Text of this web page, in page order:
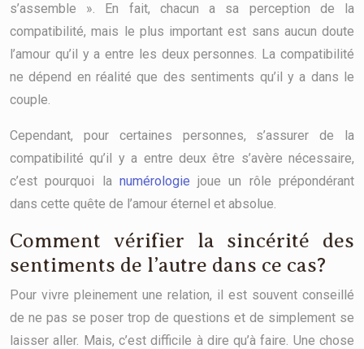
s’assemble ». En fait, chacun a sa perception de la
compatibilité, mais le plus important est sans aucun doute
l’amour qu’il y a entre les deux personnes. La compatibilité
ne dépend en réalité que des sentiments qu’il y a dans le
couple.
Cependant, pour certaines personnes, s’assurer de la
compatibilité qu’il y a entre deux être s’avère nécessaire,
c’est pourquoi la numérologie joue un rôle prépondérant
dans cette quête de l’amour éternel et absolue.
Comment vérifier la sincérité des
sentiments de l’autre dans ce cas?
Pour vivre pleinement une relation, il est souvent conseillé
de ne pas se poser trop de questions et de simplement se
laisser aller. Mais, c’est difficile à dire qu’à faire. Une chose